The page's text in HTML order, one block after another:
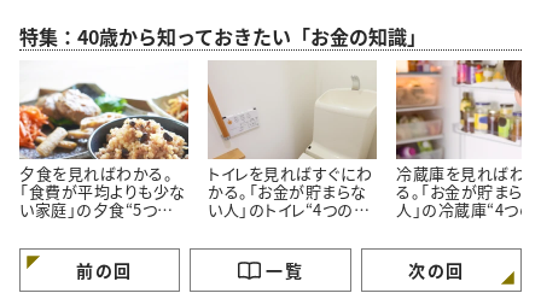
特集：40歳から知っておきたい「お金の知識」
夕食を見ればわかる。
「食費が平均よりも少な
い家庭」の夕食“5つの
トイレを見ればすぐにわ
かる。「お金が貯まらな
い人」のトイレ“4つの特
冷蔵庫を見ればわか
る。「お金が貯まら
人」の冷蔵庫“4つの
前の回 一覧 次の回